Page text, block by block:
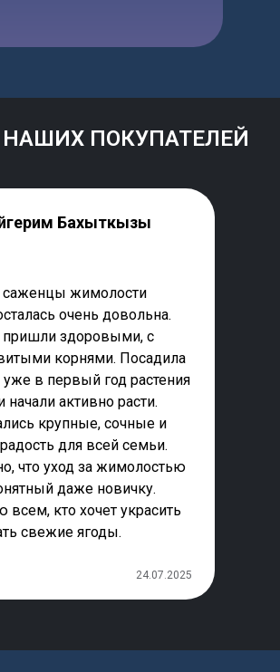
ПОКУПАТЕЛЕЙ
саженцы жимолости
очень довольна.
пришли здоровыми, с
корнями. Посадила
уже в первый год растения
активно расти.
крупные, сочные и
для всей семьи.
что уход за жимолостью
даже новичку.
кто хочет украсить
свежие ягоды.
24.07.2025
Бахыткызы